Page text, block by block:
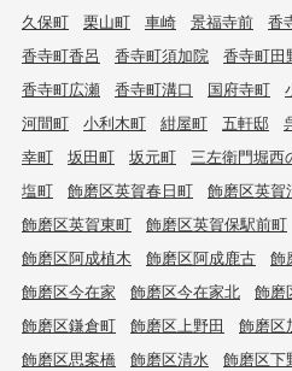
久保町
栗山町 車崎 景福寺前 香
香寺町香呂
香寺町須加院 香寺町田
香寺町広瀬
香寺町溝口 国府寺町
河間町
小利木町 紺屋町 五軒邸
幸町
坂田町 坂元町 三左衛門堀西
塩町
飾磨区英賀春日町 飾磨区英賀
飾磨区英賀東町
飾磨区英賀保駅前町
飾磨区阿成植木
飾磨区阿成鹿古 飾
飾磨区今在家
飾磨区今在家北 飾磨
飾磨区鎌倉町
飾磨区上野田 飾磨区
飾磨区思案橋
飾磨区清水 飾磨区下